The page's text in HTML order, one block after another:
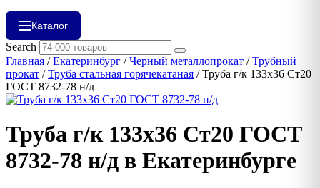
Каталог
Search
Главная /Екатеринбург /Черный металлопрокат /Трубный
прокат /Труба стальная горячекатаная / Труба г/к 133х36 Ст20
ГОСТ 8732-78 н/д
Труба г/к 133х36 Ст20 ГОСТ
8732-78 н/д в Екатеринбурге